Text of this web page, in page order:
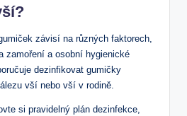
závisí na různých faktorech,
zamoření a osobní hygienické
dezinfikovat gumičky
vší nebo vší v rodině.
si pravidelný plán dezinfekce,